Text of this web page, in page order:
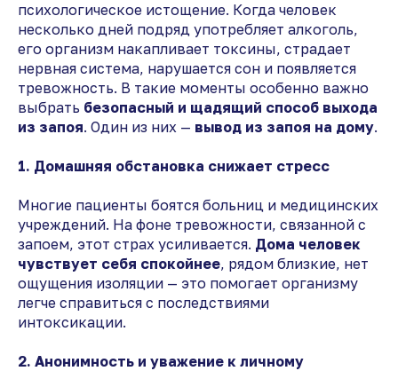
психологическое истощение. Когда человек
несколько дней подряд употребляет алкоголь,
его организм накапливает токсины, страдает
нервная система, нарушается сон и появляется
тревожность. В такие моменты особенно важно
выбрать безопасный и щадящий способ выхода
из запоя. Один из них — вывод из запоя на дому.
1. Домашняя обстановка снижает стресс
Многие пациенты боятся больниц и медицинских
учреждений. На фоне тревожности, связанной с
запоем, этот страх усиливается. Дома человек
чувствует себя спокойнее, рядом близкие, нет
ощущения изоляции — это помогает организму
легче справиться с последствиями
интоксикации.
2. Анонимность и уважение к личному